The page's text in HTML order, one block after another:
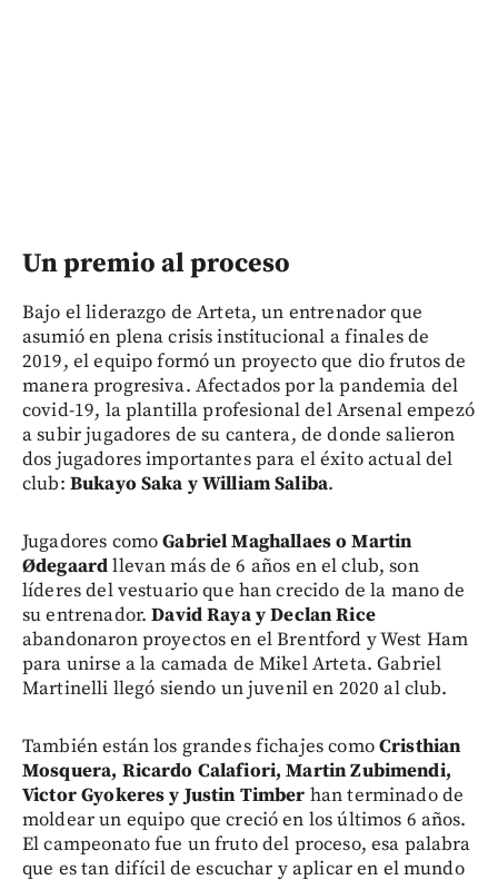
Un premio al proceso
Bajo el liderazgo de Arteta, un entrenador que
asumió en plena crisis institucional a finales de
2019, el equipo formó un proyecto que dio frutos de
manera progresiva. Afectados por la pandemia del
covid-19, la plantilla profesional del Arsenal empezó
a subir jugadores de su cantera, de donde salieron
dos jugadores importantes para el éxito actual del
club: Bukayo Saka y William Saliba.
Jugadores comoGabriel Maghallaes o Martin
Ødegaardllevan más de 6 años en el club, son
líderes del vestuario que han crecido de la mano de
su entrenador.David Raya y Declan Rice
abandonaron proyectos en el Brentford y West Ham
para unirse a la camada de Mikel Arteta. Gabriel
Martinelli llegó siendo un juvenil en 2020 al club.
También están los grandes fichajes comoCristhian
Mosquera, Ricardo Calafiori, Martin Zubimendi,
Victor Gyokeres y Justin Timber han terminado de
moldear un equipo que creció en los últimos 6 años.
El campeonato fue un fruto del proceso, esa palabra
que es tan difícil de escuchar y aplicar en el mundo